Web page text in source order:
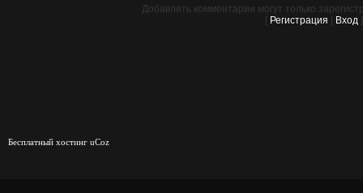
Добавлять комментарии могут только
Регистрация Вход
Бесплатный хостинг uCoz